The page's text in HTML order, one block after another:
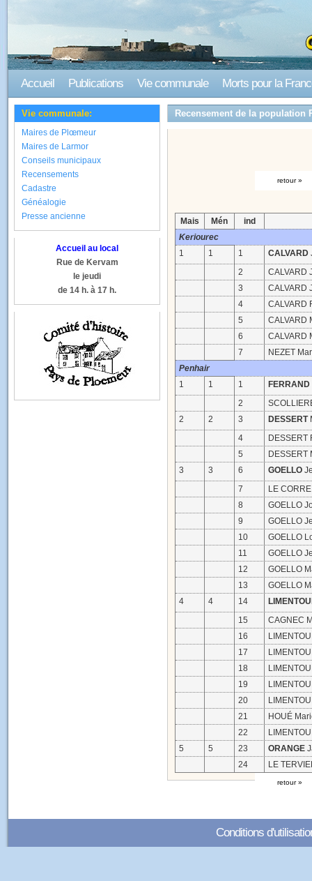
Accueil Publications Vie communale Morts pour la
Vie communale:
Maires de Plœmeur
Maires de Larmor
Conseils municipaux
Recensements
Cadastre
Généalogie
Presse ancienne
Accueil au local
Rue de Kervam
le jeudi
de 14 h. à 17 h.
Recensement de la population
retour »
Mais Mén
ind
Keriourec
1
1 1 CALVARD
2
CALVARD
3
CALVARD
4
CALVARD
5
CALVARD
6
CALVARD
7
NEZET
Penhair
1
1 1 FERRAND
2
2
2 3 DESSERT
4
DESSERT
5
DESSERT
3
3 6 GOELLO
7
LE
8
GOELLO
9
GOELLO
10
GOELLO
11
GOELLO
12
GOELLO
13
GOELLO
4
4 14
15
CAGNEC
16
17
18
19
20
21
HOUÉ
22
5
5 23 ORANGE
24
LE
retour »
Conditions